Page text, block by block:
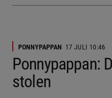
PONNYPAPPAN 17 JULI 10:46
Ponnypappan:
stolen